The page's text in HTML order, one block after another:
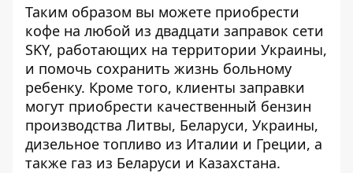
Таким образом вы можете приобрести
кофе на любой из двадцати заправок сети
SKY, работающих на территории Украины,
и помочь сохранить жизнь больному
ребенку. Кроме того, клиенты заправки
могут приобрести качественный бензин
производства Литвы, Беларуси, Украины,
дизельное топливо из Италии и Греции, а
также газ из Беларуси и Казахстана.